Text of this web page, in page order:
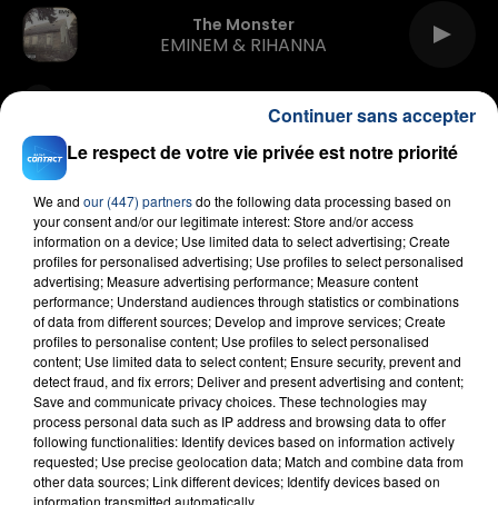
The Monster
EMINEM & RIHANNA
FIL D'ACTU
23 juillet 2026
INCENDIE MORTEL À LENS : UNE FEMME ET
Le respect de votre vie privée est notre priorité
We and our (447) partnersdo the following data processing based on
your consent and/or our legitimate interest: Store and/or access
information on a device; Use limited data to select advertising; Create
profiles for personalised advertising; Use profiles to select personalised
advertising; Measure advertising performance; Measure content
performance; Understand audiences through statistics or combinations
of data from different sources; Develop and improve services; Create
profiles to personalise content; Use profiles to select personalised
content; Use limited data to select content; Ensure security, prevent and
detect fraud, and fix errors; Deliver and present advertising and content;
Save and communicate privacy choices. These technologies may
process personal data such as IP address and browsing data to offer
following functionalities: Identify devices based on information actively
requested; Use precise geolocation data; Match and combine data from
other data sources; Link different devices; Identify devices based on
information transmitted automatically.
Continuer sans accepter